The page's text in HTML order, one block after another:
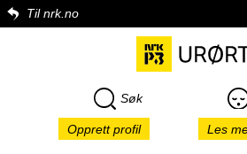
Til nrk.no
Søk
Opprett profil Les